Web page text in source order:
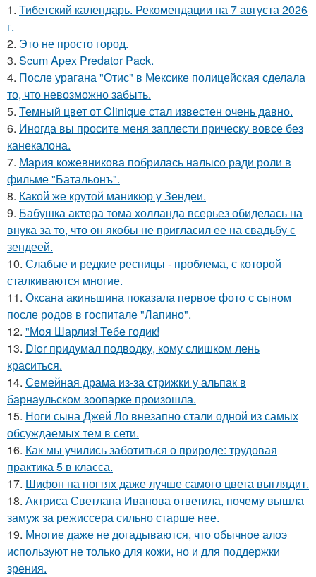
1. Тибетский календарь. Рекомендации на 7 августа 2026
г.
2. Это не просто город.
3. Scum Apex Predator Pack.
4. После урагана "Отис" в Мексике полицейская сделала
то, что невозможно забыть.
5. Темный цвет от Clinique стал известен очень давно.
6. Иногда вы просите меня заплести прическу вовсе без
канекалона.
7. Мария кожевникова побрилась налысо ради роли в
фильме "Батальонъ".
8. Какой же крутой маникюр у Зендеи.
9. Бабушка актера тома холланда всерьез обиделась на
внука за то, что он якобы не пригласил ее на свадьбу с
зендеей.
10. Слабые и редкие ресницы - проблема, с которой
сталкиваются многие.
11. Оксана акиньшина показала первое фото с сыном
после родов в госпитале "Лапино".
12. "Моя Шарлиз! Тебе годик!
13. Dior придумал подводку, кому слишком лень
краситься.
14. Семейная драма из-за стрижки у альпак в
барнаульском зоопарке произошла.
15. Ноги сына Джей Ло внезапно стали одной из самых
обсуждаемых тем в сети.
16. Как мы учились заботиться о природе: трудовая
практика 5 в класса.
17. Шифон на ногтях даже лучше самого цвета выглядит.
18. Актриса Светлана Иванова ответила, почему вышла
замуж за режиссера сильно старше нее.
19. Многие даже не догадываются, что обычное алоэ
используют не только для кожи, но и для поддержки
зрения.